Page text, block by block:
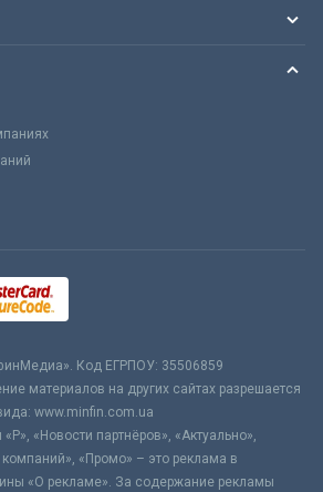
Код ЕГРПОУ: 35506859
материалов на других сайтах разрешается
www.minfin.com.ua
«Новости партнёров», «Актуально»,
компаний», «Промо» – это реклама в
«О рекламе». За содержание рекламы